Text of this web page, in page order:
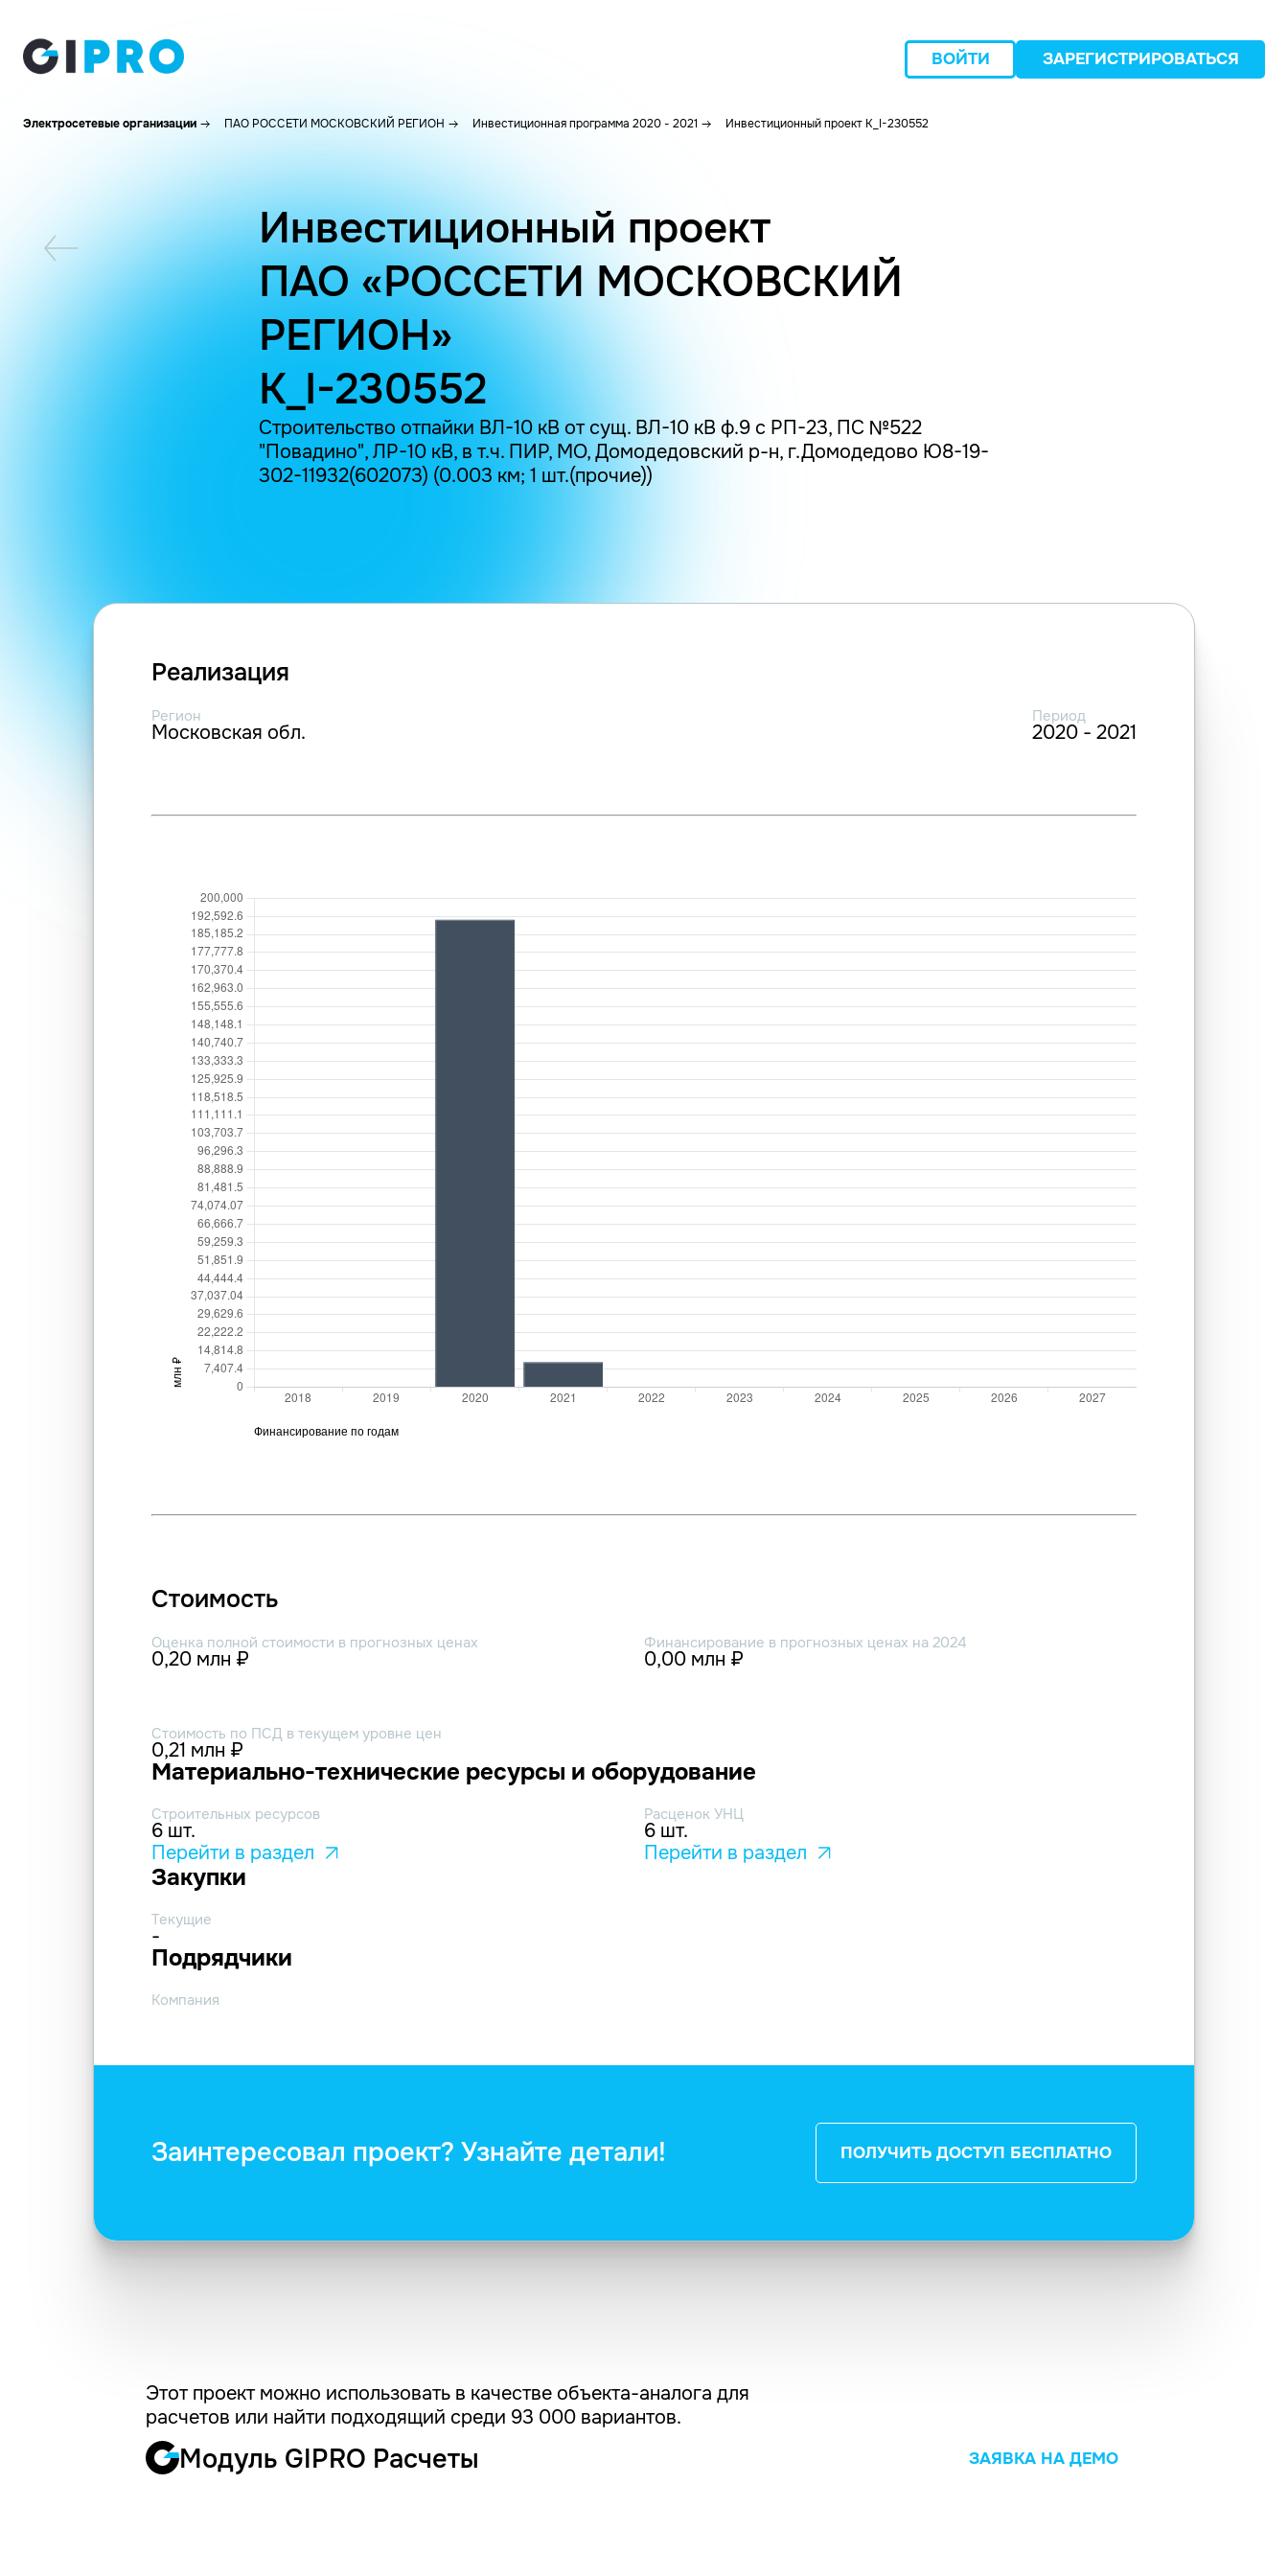
ВОЙТИ ЗАРЕГИСТРИРОВАТЬСЯ
Электросетевые организации ПАО РОССЕТИ МОСКОВСКИЙ РЕГИОН Инвестиционная программа 2020 - 2021 Инвестиционный проект K_I-230552
Инвестиционный проект
ПАО «РОССЕТИ МОСКОВСКИЙ
РЕГИОН»
K_I-230552
Строительство отпайки ВЛ-10 кВ от сущ. ВЛ-10 кВ ф.9 с РП-23, ПС №522
"Повадино", ЛР-10 кВ, в т.ч. ПИР, МО, Домодедовский р-н, г.Домодедово Ю8-19-
302-11932(602073) (0.003 км; 1 шт.(прочие))
Реализация
Регион
Московская обл.
Период
2020 - 2021
Стоимость
Оценка полной стоимости в прогнозных ценах
0,20 млн ₽
Финансирование в прогнозных ценах на 2024
0,00 млн ₽
Стоимость по ПСД в текущем уровне цен
0,21 млн ₽
Материально-технические ресурсы и оборудование
Строительных ресурсов
6 шт.
Перейти в раздел
Расценок УНЦ
6 шт.
Перейти в раздел
Закупки
Текущие
-
Подрядчики
Компания
Заинтересовал проект? Узнайте детали! ПОЛУЧИТЬ ДОСТУП БЕСПЛАТНО
Этот проект можно использовать в качестве объекта-аналога для
расчетов или найти подходящий среди 93 000 вариантов.
Модуль GIPRO Расчеты ЗАЯВКА НА ДЕМО